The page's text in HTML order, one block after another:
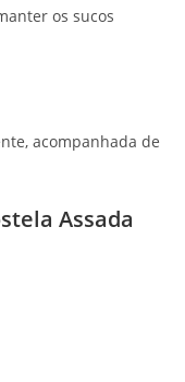
os sucos
acompanhada de
Assada